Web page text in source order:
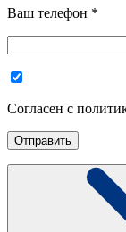
Ваш телефон *
Согласен с